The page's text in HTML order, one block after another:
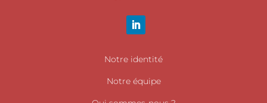
Notre identité
Notre équipe